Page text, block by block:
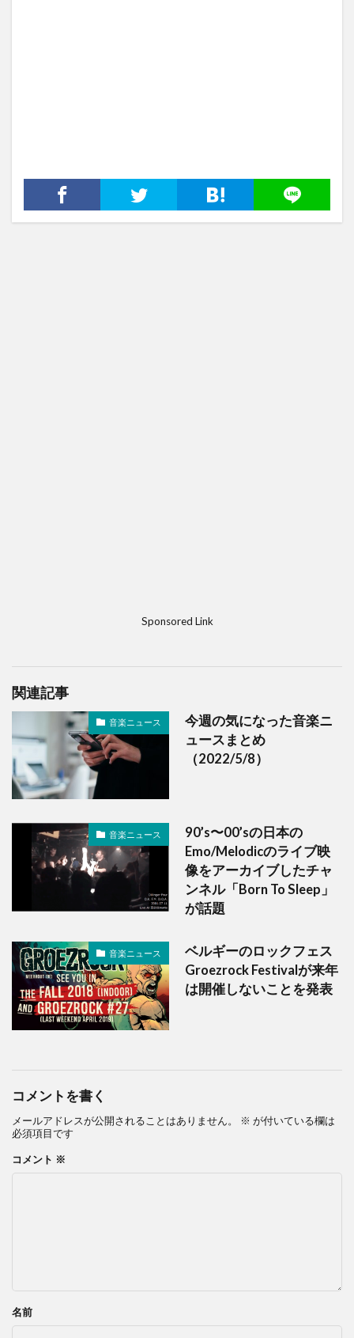
Sponsored Link
関連記事
音楽ニュース
今週の気になった音楽ニ
ュースまとめ
（2022/5/8）
音楽ニュース
90’s〜00’sの日本の
Emo/Melodicのライブ映
像をアーカイブしたチャ
ンネル「Born To Sleep」
が話題
音楽ニュース
ベルギーのロックフェス
Groezrock Festivalが来年
は開催しないことを発表
コメントを書く
メールアドレスが公開されることはありません。 ※ が付いている欄は
必須項目です
コメント ※
名前